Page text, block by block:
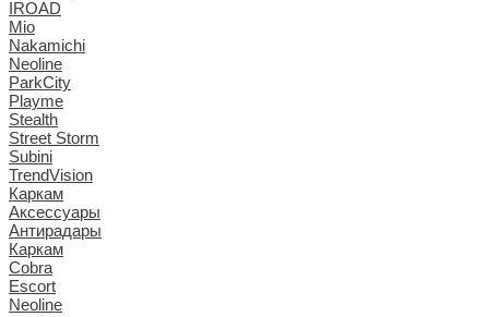
IROAD
Mio
Nakamichi
Neoline
ParkCity
Playme
Stealth
Street Storm
Subini
TrendVision
Каркам
Аксессуары
Антирадары
Каркам
Cobra
Escort
Neoline